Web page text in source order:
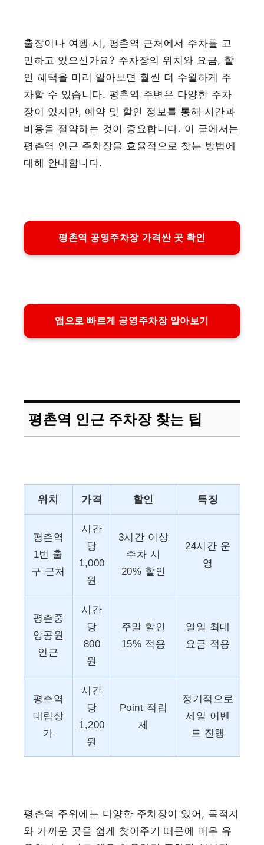
출장이나 여행 시, 평촌역 근처에서 주차를 고
민하고 있으신가요? 주차장의 위치와 요금, 할
인 혜택을 미리 알아보면 훨씬 더 수월하게 주
차할 수 있습니다. 평촌역 주변은 다양한 주차
장이 있지만, 예약 및 할인 정보를 통해 시간과
비용을 절약하는 것이 중요합니다. 이 글에서는
평촌역 인근 주차장을 효율적으로 찾는 방법에
대해 안내합니다.
평촌역 공영주차장 가격싼 곳 확인
앱으로 빠르게 공영주차장 알아보기
평촌역 인근 주차장 찾는 팁
위치 가격 할인 특징
평촌역
1번 출
구 근처
시간
당
1,000
원
3시간 이상
주차 시
20% 할인
24시간 운
영
평촌중
앙공원
인근
시간
당
800
원
주말 할인
15% 적용
일일 최대
요금 적용
평촌역
대림상
가
시간
당
1,200
원
Point 적립
제
정기적으로
세일 이벤
트 진행
평촌역 주위에는 다양한 주차장이 있어, 목적지
와 가까운 곳을 쉽게 찾아주기 때문에 매우 유